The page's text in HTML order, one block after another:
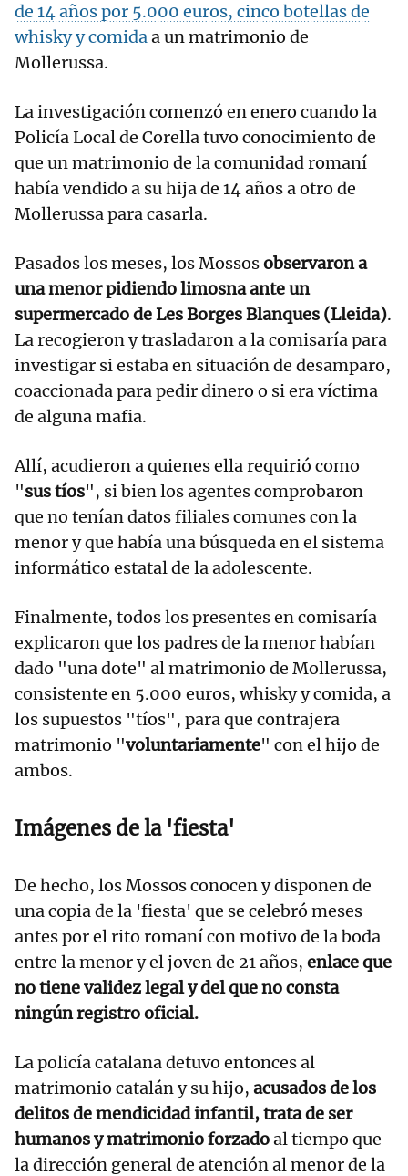
de 14 años por 5.000 euros, cinco botellas de
whisky y comidaa un matrimonio de
Mollerussa.
La investigación comenzó en enero cuando la
Policía Local de Corella tuvo conocimiento de
que un matrimonio de la comunidad romaní
había vendido a su hija de 14 años a otro de
Mollerussa para casarla.
Pasados los meses, los Mossosobservaron a
una menor pidiendo limosna ante un
supermercado de Les Borges Blanques (Lleida).
La recogieron y trasladaron a la comisaría para
investigar si estaba en situación de desamparo,
coaccionada para pedir dinero o si era víctima
de alguna mafia.
Allí, acudieron a quienes ella requirió como
"sus tíos", si bien los agentes comprobaron
que no tenían datos filiales comunes con la
menor y que había una búsqueda en el sistema
informático estatal de la adolescente.
Finalmente, todos los presentes en comisaría
explicaron que los padres de la menor habían
dado "una dote" al matrimonio de Mollerussa,
consistente en 5.000 euros, whisky y comida, a
los supuestos "tíos", para que contrajera
matrimonio "voluntariamente" con el hijo de
ambos.
Imágenes de la 'fiesta'
De hecho, los Mossos conocen y disponen de
una copia de la 'fiesta' que se celebró meses
antes por el rito romaní con motivo de la boda
entre la menor y el joven de 21 años, enlace que
no tiene validez legal y del que no consta
ningún registro oficial.
La policía catalana detuvo entonces al
matrimonio catalán y su hijo, acusados de los
delitos de mendicidad infantil, trata de ser
humanos y matrimonio forzadoal tiempo que
la dirección general de atención al menor de la